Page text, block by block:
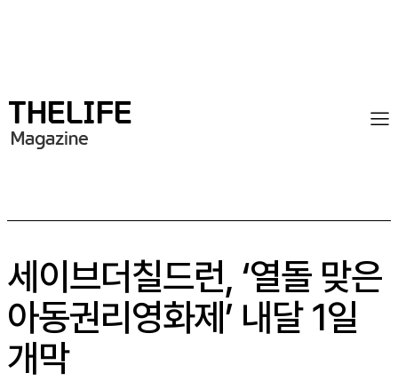
세이브더칠드런, ‘열돌 맞은
아동권리영화제’ 내달 1일
개막